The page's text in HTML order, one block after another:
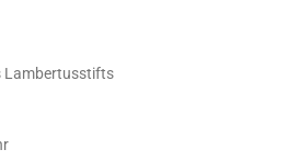
Lambertusstifts